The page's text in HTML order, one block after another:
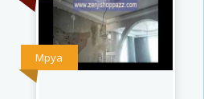
Mpya